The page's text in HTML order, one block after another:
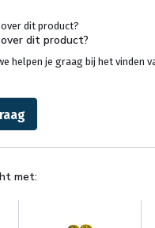
dit product?
helpen je graag bij het vinden
met: